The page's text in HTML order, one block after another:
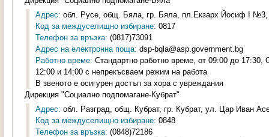
Адрес: обл. Русе, общ. Бяла, гр. Бяла, пл.Екзарх Йосиф I №3,
Код за междуселищно избиране: 0817
Телефон за връзка: (0817)73091
Адрес на електронна поща: dsp-bqla@asp.government.bg
Работно време: Стандартно работно време, от 09:00 до
12:00 и 14:00 с непрекъсваем режим на работа
В звеното е осигурен достъп за хора с увреждания
Дирекция "Социално подпомагане-Кубрат"
Адрес: обл. Разград, общ. Кубрат, гр. Кубрат, ул. Цар Иван
Код за междуселищно избиране: 0848
Телефон за връзка: (0848)72186